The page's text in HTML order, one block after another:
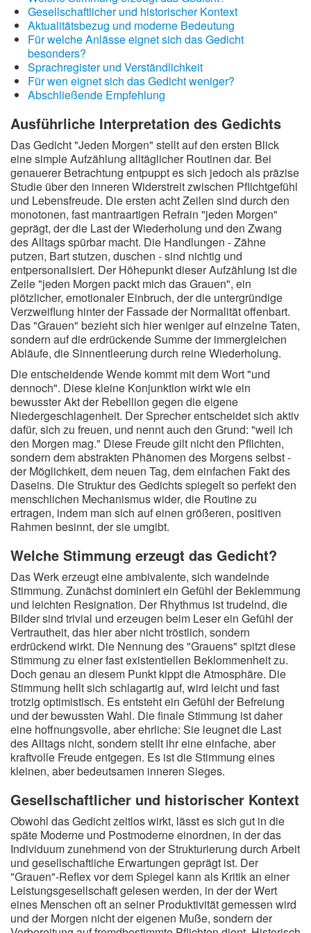
Wintergedichte
Dichter
Gedichte-Quiz
Zufallsgedicht
Gesellschaftlicher und historischer Kontext
Aktualitätsbezug und moderne Bedeutung
Für welche Anlässe eignet sich das Gedicht
besonders?
Sprachregister und Verständlichkeit
Für wen eignet sich das Gedicht weniger?
Abschließende Empfehlung
Ausführliche Interpretation des Gedichts
Das Gedicht "Jeden Morgen" stellt auf den ersten Blick
eine simple Aufzählung alltäglicher Routinen dar. Bei
genauerer Betrachtung entpuppt es sich jedoch als präzise
Studie über den inneren Widerstreit zwischen Pflichtgefühl
und Lebensfreude. Die ersten acht Zeilen sind durch den
monotonen, fast mantraartigen Refrain "jeden Morgen"
geprägt, der die Last der Wiederholung und den Zwang
des Alltags spürbar macht. Die Handlungen - Zähne
putzen, Bart stutzen, duschen - sind nichtig und
entpersonalisiert. Der Höhepunkt dieser Aufzählung ist die
Zeile "jeden Morgen packt mich das Grauen", ein
plötzlicher, emotionaler Einbruch, der die untergründige
Verzweiflung hinter der Fassade der Normalität offenbart.
Das "Grauen" bezieht sich hier weniger auf einzelne Taten,
sondern auf die erdrückende Summe der immergleichen
Abläufe, die Sinnentleerung durch reine Wiederholung.
Die entscheidende Wende kommt mit dem Wort "und
dennoch". Diese kleine Konjunktion wirkt wie ein
bewusster Akt der Rebellion gegen die eigene
Niedergeschlagenheit. Der Sprecher entscheidet sich aktiv
dafür, sich zu freuen, und nennt auch den Grund: "weil ich
den Morgen mag." Diese Freude gilt nicht den Pflichten,
sondern dem abstrakten Phänomen des Morgens selbst -
der Möglichkeit, dem neuen Tag, dem einfachen Fakt des
Daseins. Die Struktur des Gedichts spiegelt so perfekt den
menschlichen Mechanismus wider, die Routine zu
ertragen, indem man sich auf einen größeren, positiven
Rahmen besinnt, der sie umgibt.
Welche Stimmung erzeugt das Gedicht?
Das Werk erzeugt eine ambivalente, sich wandelnde
Stimmung. Zunächst dominiert ein Gefühl der Beklemmung
und leichten Resignation. Der Rhythmus ist trudelnd, die
Bilder sind trivial und erzeugen beim Leser ein Gefühl der
Vertrautheit, das hier aber nicht tröstlich, sondern
erdrückend wirkt. Die Nennung des "Grauens" spitzt diese
Stimmung zu einer fast existentiellen Beklommenheit zu.
Doch genau an diesem Punkt kippt die Atmosphäre. Die
Stimmung hellt sich schlagartig auf, wird leicht und fast
trotzig optimistisch. Es entsteht ein Gefühl der Befreiung
und der bewussten Wahl. Die finale Stimmung ist daher
eine hoffnungsvolle, aber ehrliche: Sie leugnet die Last
des Alltags nicht, sondern stellt ihr eine einfache, aber
kraftvolle Freude entgegen. Es ist die Stimmung eines
kleinen, aber bedeutsamen inneren Sieges.
Gesellschaftlicher und historischer Kontext
Obwohl das Gedicht zeitlos wirkt, lässt es sich gut in die
späte Moderne und Postmoderne einordnen, in der das
Individuum zunehmend von der Strukturierung durch Arbeit
und gesellschaftliche Erwartungen geprägt ist. Der
"Grauen"-Reflex vor dem Spiegel kann als Kritik an einer
Leistungsgesellschaft gelesen werden, in der der Wert
eines Menschen oft an seiner Produktivität gemessen wird
und der Morgen nicht der eigenen Muße, sondern der